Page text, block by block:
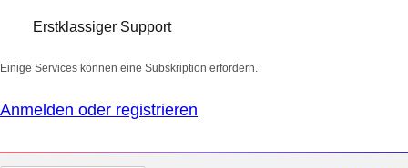
Erstklassiger Support
Einige Services können eine Subskription erfordern.
Anmelden oder registrieren